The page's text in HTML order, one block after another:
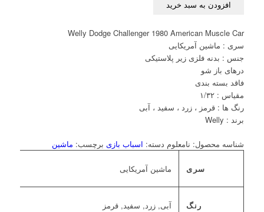
افزودن به سبد خرید
Welly Dodge Challenger 1980 American Muscle Car
سری : ماشین آمریکایی
جنس : بدنه فلزی زیر پلاستیکی
درهای باز شو
فاقد بسته بندی
مقیاس : ۱/۳۲
رنگ ها : قرمز ، زرد ، سفید ، آبی
برند : Welly
شناسه محصول: نامعلوم دسته: اسباب بازی برچسب: ماشین
سری ماشین آمریکایی
رنگ آبی, زرد, سفید, قرمز